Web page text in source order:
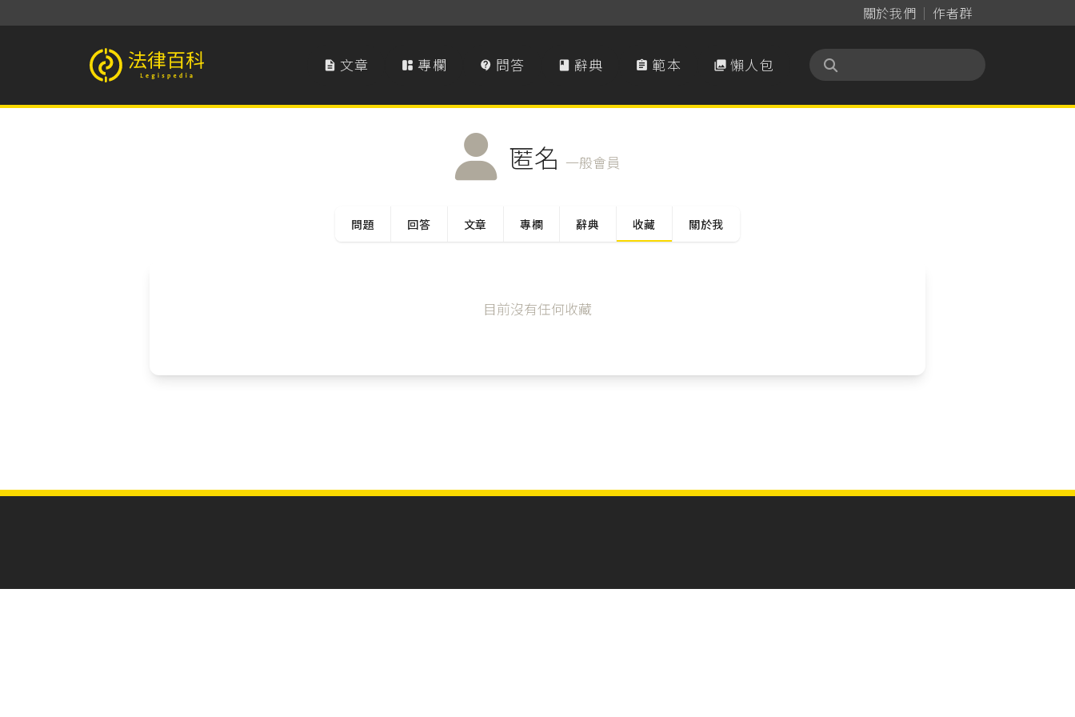
關於我們 作者群
法律百科 Legispedia  文章  專欄  問答  辭典  範本  懶人包
匿名 一般會員
問題 回答 文章 專欄 辭典 收藏 關於我
目前沒有任何收藏